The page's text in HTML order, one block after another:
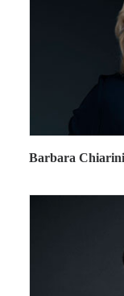
Barbara Chiarini